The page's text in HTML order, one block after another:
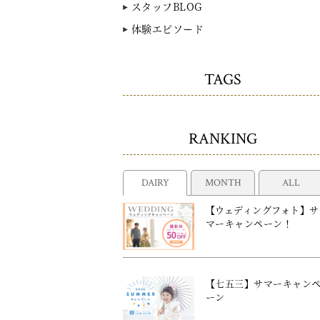
スタッフBLOG
体験エピソード
TAGS
RANKING
DAIRY MONTH ALL
【ウェディングフォト】サ
マーキャンペーン！
【七五三】サマーキャン
ーン